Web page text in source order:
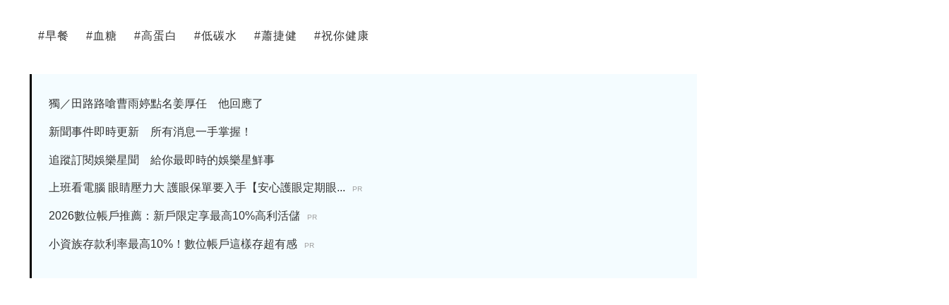
#早餐 #血糖 #高蛋白 #低碳水 #蕭捷健 #祝你健康
獨／田路路嗆曹雨婷點名姜厚任 他回應了
新聞事件即時更新 所有消息一手掌握！
追蹤訂閱娛樂星聞 給你最即時的娛樂星鮮事
上班看電腦 眼睛壓力大 護眼保單要入手【安心護眼定期眼... PR
2026數位帳戶推薦：新戶限定享最高10%高利活儲 PR
小資族存款利率最高10%！數位帳戶這樣存超有感 PR